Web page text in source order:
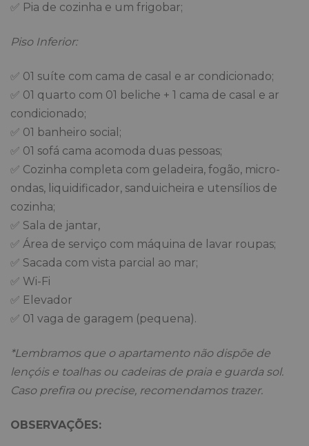
✅ Pia de cozinha e um frigobar;
Piso Inferior:
✅ 01 suíte com cama de casal e ar condicionado;
✅ 01 quarto com 01 beliche + 1 cama de casal e ar
condicionado;
✅ 01 banheiro social;
✅ 01 sofá cama acomoda duas pessoas;
✅ Cozinha completa com geladeira, fogão, micro-
ondas, liquidificador, sanduicheira e utensílios de
cozinha;
✅ Sala de jantar,
✅ Área de serviço com máquina de lavar roupas;
✅ Sacada com vista parcial ao mar;
✅ Wi-Fi
✅ Elevador
✅ 01 vaga de garagem (pequena).
*Lembramos que o apartamento não dispõe de
lençóis e toalhas ou cadeiras de praia e guarda sol.
Caso prefira ou precise, recomendamos trazer.
OBSERVAÇÕES: